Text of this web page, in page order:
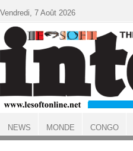
ACCUEIL
Vendredi, 7 Août 2026
NEWS MONDE CONGO